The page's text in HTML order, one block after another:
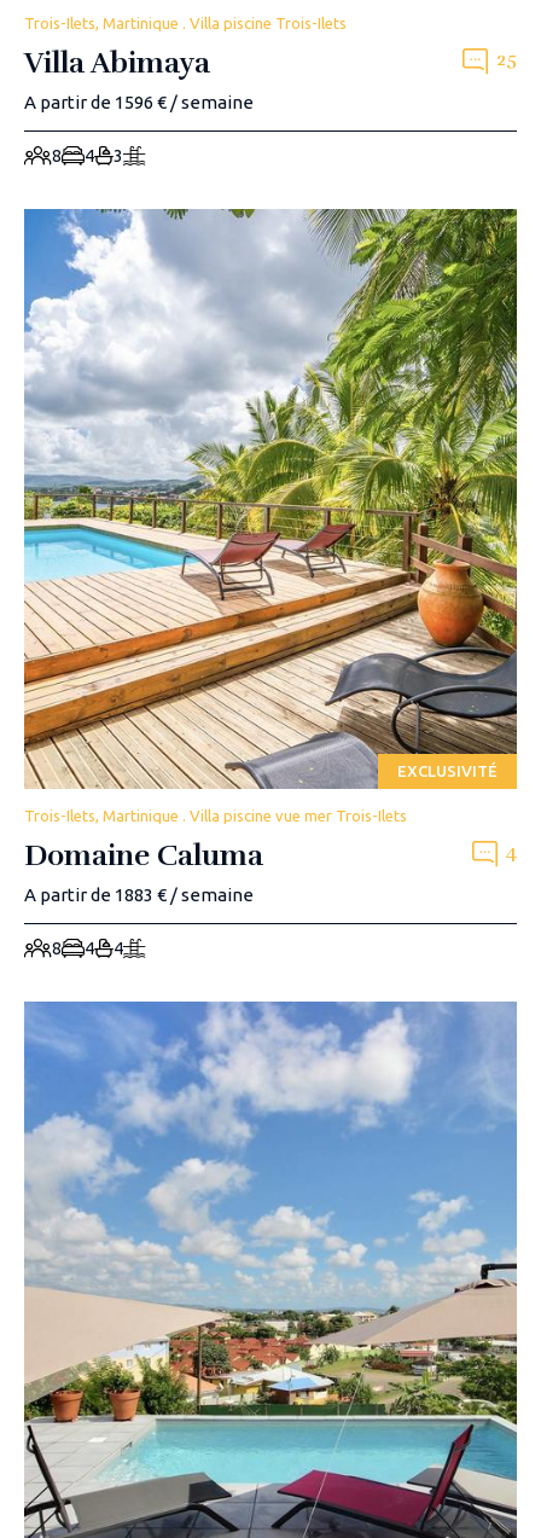
Trois-Ilets, Martinique . Villa piscine Trois-Ilets
Villa Abimaya 25
A partir de 1596 € / semaine
8 4 3
EXCLUSIVITÉ
Trois-Ilets, Martinique . Villa piscine vue mer Trois-Ilets
Domaine Caluma 4
A partir de 1883 € / semaine
8 4 4